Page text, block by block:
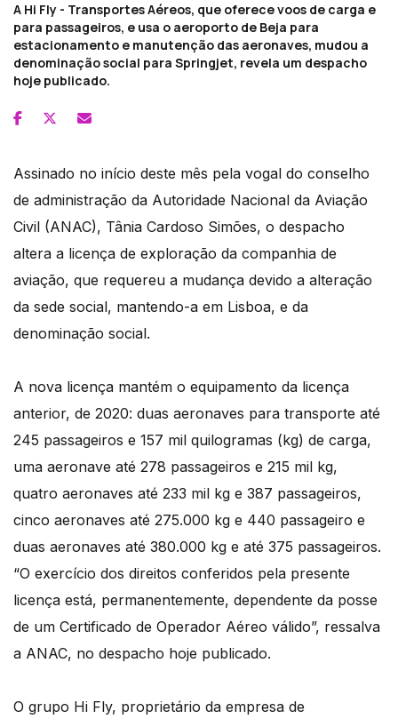
A Hi Fly - Transportes Aéreos, que oferece voos de carga e
para passageiros, e usa o aeroporto de Beja para
estacionamento e manutenção das aeronaves, mudou a
denominação social para Springjet, revela um despacho
hoje publicado.
Assinado no início deste mês pela vogal do conselho
de administração da Autoridade Nacional da Aviação
Civil (ANAC), Tânia Cardoso Simões, o despacho
altera a licença de exploração da companhia de
aviação, que requereu a mudança devido a alteração
da sede social, mantendo-a em Lisboa, e da
denominação social.
A nova licença mantém o equipamento da licença
anterior, de 2020: duas aeronaves para transporte até
245 passageiros e 157 mil quilogramas (kg) de carga,
uma aeronave até 278 passageiros e 215 mil kg,
quatro aeronaves até 233 mil kg e 387 passageiros,
cinco aeronaves até 275.000 kg e 440 passageiro e
duas aeronaves até 380.000 kg e até 375 passageiros.
“O exercício dos direitos conferidos pela presente
licença está, permanentemente, dependente da posse
de um Certificado de Operador Aéreo válido”, ressalva
a ANAC, no despacho hoje publicado.
O grupo Hi Fly, proprietário da empresa de